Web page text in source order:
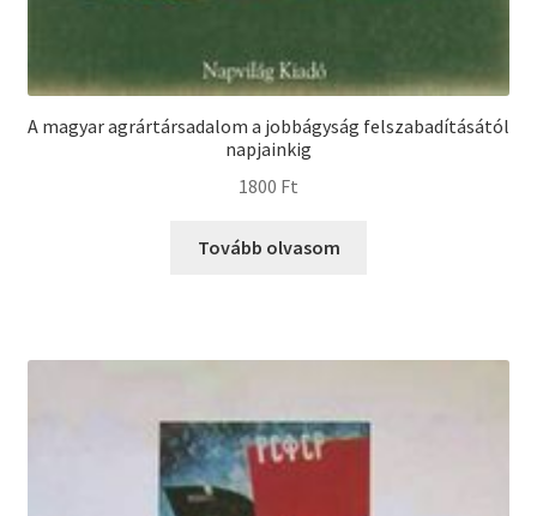
A magyar agrártársadalom a jobbágyság felszabadításától
napjainkig
1800 Ft
Tovább olvasom